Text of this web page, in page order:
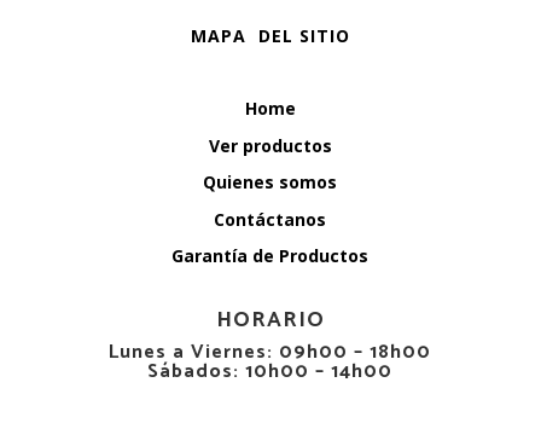
MAPA DEL SITIO
Home
Ver productos
Quienes somos
Contáctanos
Garantía de Productos
HORARIO
Lunes a Viernes: 09h00 – 18h00
Sábados: 10h00 – 14h00